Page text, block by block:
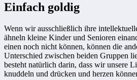
Einfach goldig
Wenn wir ausschließlich ihre
ähneln kleine Kinder und Senioren
einen noch nicht können, können die
Unterschied zwischen beiden Gruppen
besteht natürlich darin, dass wir unsere
knuddeln und drücken und herzen